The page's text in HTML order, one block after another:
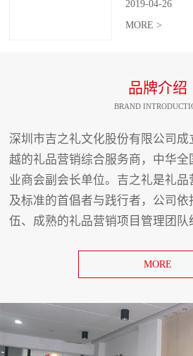
2019-04-26
MORE >
品牌介绍
BRAND
深圳市吉之礼文化股份有限公司成
越的礼品营销综合服务商，中华
业商会副会长单位。吉之礼是礼
及标准的首倡者与践行者，公司
伍、成熟的礼品营销项目管理团队
MORE